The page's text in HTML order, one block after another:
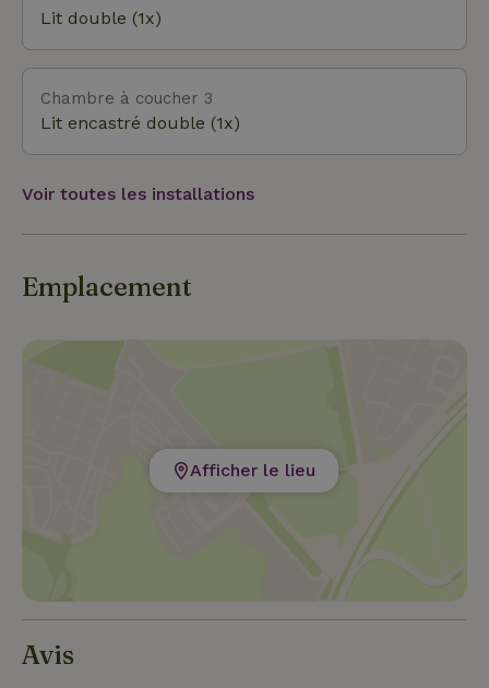
Lit double (1x)
Chambre à coucher 3
Lit encastré double (1x)
Voir toutes les installations
Emplacement
Afficher le lieu
Avis